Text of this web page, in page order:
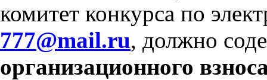
комитет конкурса по
777@mail.ru, должно
организационного